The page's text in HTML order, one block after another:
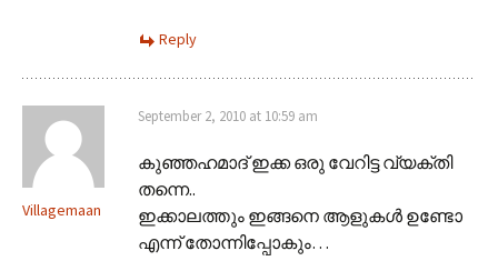
Reply
Villagemaan
September 2, 2010 at 10:59 am
കുഞ്ഞഹമാദ് ഇക്ക ഒരു വേറിട്ട വ്യക്തി
തന്നെ..
ഇക്കാലത്തും ഇങ്ങനെ ആളുകള്‍ ഉണ്ടോ
എന്ന് തോന്നിപ്പോകും…